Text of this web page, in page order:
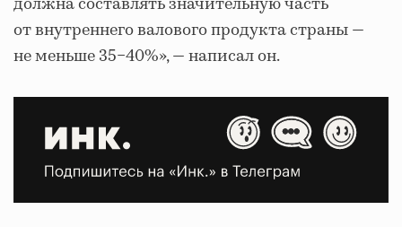
от внутреннего валового продукта страны —
не меньше 35−40%», — написал он.